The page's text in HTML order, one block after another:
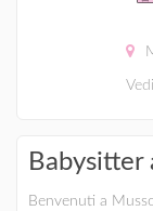
Babysitter
Benvenuti a